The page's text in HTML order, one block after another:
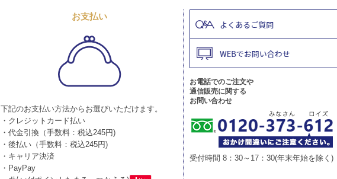
お支払い
下記のお支払い方法からお選びいただけます。
・クレジットカード払い
・代金引換（手数料：税込245円)
・後払い（手数料：税込245円)
・キャリア決済
・PayPay
お電話でのご注文や
通信販売に関する
お問い合わせ
受付時間 8：30～17：30(年末年始を除く)